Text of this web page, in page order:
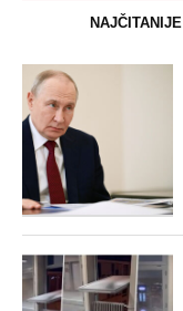
NAJČITANIJE